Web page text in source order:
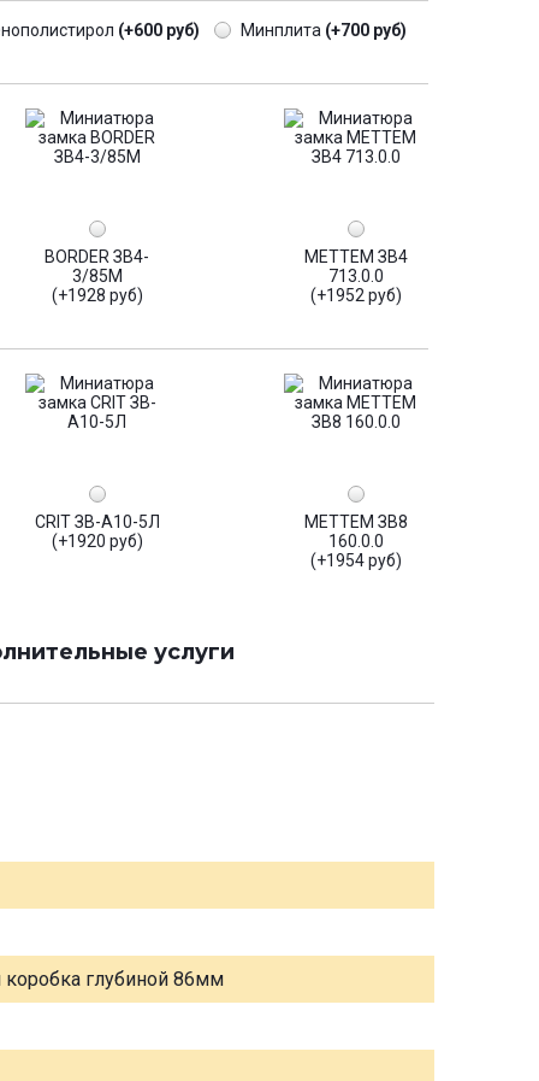
(+600 руб) Минплита (+700 руб)
BORDER ЗВ4-
3/85М
(+1928 руб)
МЕТТЕМ ЗВ4
713.0.0
(+1952 руб)
CRIT ЗВ-А10-5Л
(+1920 руб)
МЕТТЕМ ЗВ8
160.0.0
(+1954 руб)
услуги
коробка глубиной 86мм